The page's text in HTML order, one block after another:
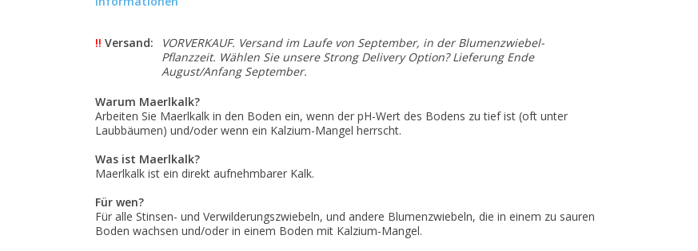
!! Versand:
VORVERKAUF. Versand im Laufe von September, in der Blumenzwiebel-
Pflanzzeit. Wählen Sie unsere Strong Delivery Option? Lieferung Ende
August/Anfang September.
Warum Maerlkalk?
Arbeiten Sie Maerlkalk in den Boden ein, wenn der pH-Wert des Bodens zu tief ist (oft unter
Laubbäumen) und/oder wenn ein Kalzium-Mangel herrscht.
Was ist Maerlkalk?
Maerlkalk ist ein direkt aufnehmbarer Kalk.
Für wen?
Für alle Stinsen- und Verwilderungszwiebeln, und andere Blumenzwiebeln, die in einem zu sauren
Boden wachsen und/oder in einem Boden mit Kalzium-Mangel.